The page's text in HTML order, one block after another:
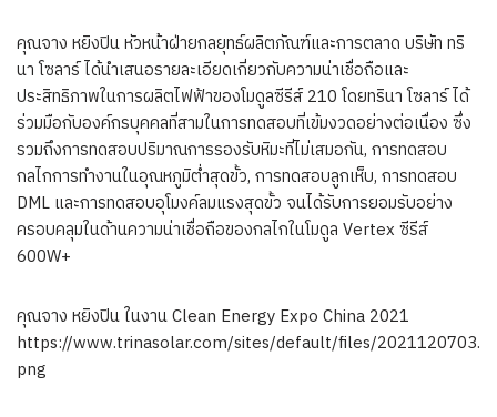
คุณจาง หยิงปิน หัวหน้าฝ่ายกลยุทธ์ผลิตภัณฑ์และการตลาด บริษัท ทริ
นา โซลาร์ ได้นำเสนอรายละเอียดเกี่ยวกับความน่าเชื่อถือและ
ประสิทธิภาพในการผลิตไฟฟ้าของโมดูลซีรีส์ 210 โดยทรินา โซลาร์ ได้
ร่วมมือกับองค์กรบุคคลที่สามในการทดสอบที่เข้มงวดอย่างต่อเนื่อง ซึ่ง
รวมถึงการทดสอบปริมาณการรองรับหิมะที่ไม่เสมอกัน, การทดสอบ
กลไกการทำงานในอุณหภูมิต่ำสุดขั้ว, การทดสอบลูกเห็บ, การทดสอบ
DML และการทดสอบอุโมงค์ลมแรงสุดขั้ว จนได้รับการยอมรับอย่าง
ครอบคลุมในด้านความน่าเชื่อถือของกลไกในโมดูล Vertex ซีรีส์
600W+
คุณจาง หยิงปิน ในงาน Clean Energy Expo China 2021
https://www.trinasolar.com/sites/default/files/2021120703.
png